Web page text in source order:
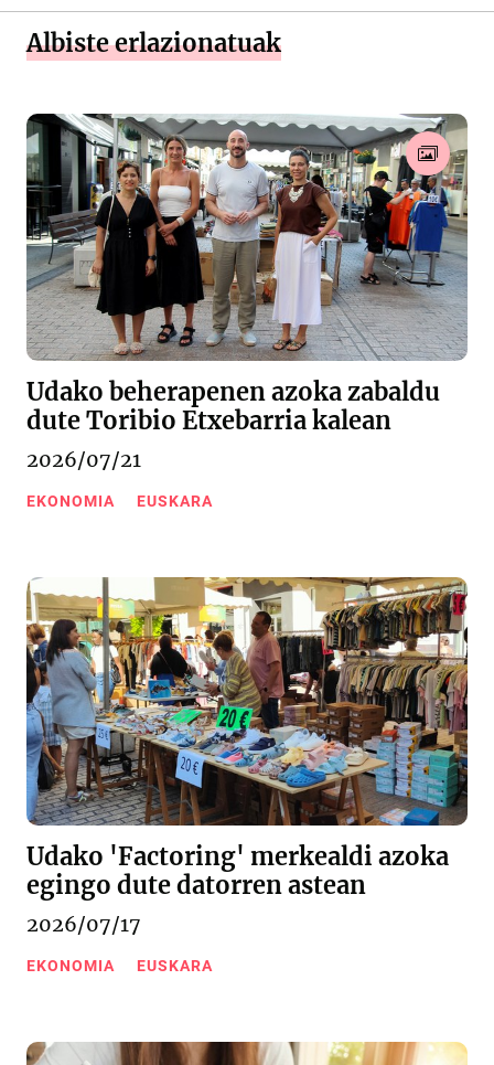
Albiste erlazionatuak
Udako beherapenen azoka zabaldu
dute Toribio Etxebarria kalean
2026/07/21
EKONOMIA EUSKARA
Udako 'Factoring' merkealdi azoka
egingo dute datorren astean
2026/07/17
EKONOMIA EUSKARA